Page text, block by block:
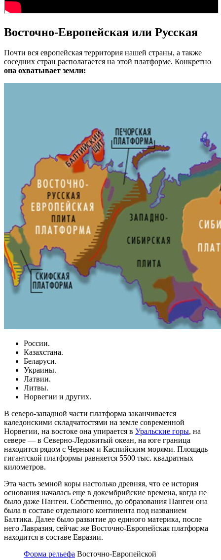
Восточно-Европейская или Русская
Почти вся европейская территория нашей страны, а также
соседних стран располагается на этой платформе. Конкретно
она охватывает земли:
России.
Казахстана.
Беларуси.
Украины.
Латвии.
Литвы.
Норвегии и других.
В северо-западной части платформа заканчивается
каледонскими складчатостями на земле современной
Норвегии, на востоке она упирается в Уральские горы, на
севере — в Северно-Ледовитый океан, на юге граница
находится рядом с Черным и Каспийским морями. Площадь
гигантской платформы равняется 5500 тыс. квадратных
километров.
Эта часть земной коры настолько древняя, что ее история
основания началась еще в докембрийские времена, когда не
было даже Пангеи. Собственно, до образования Пангеи она
была в составе отдельного континента под названием
Балтика. Далее было развитие до единого материка, после
него Лавразия, сейчас же Восточно-Европейская платформа
находится в составе Евразии.
Форма рельефа Восточно-Европейской